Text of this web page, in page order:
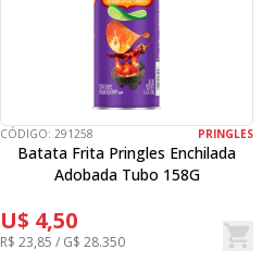
CÓDIGO: 291258 PRINGLES
Batata Frita Pringles Enchilada
Adobada Tubo 158G
U$ 4,50
R$ 23,85 / G$ 28.350